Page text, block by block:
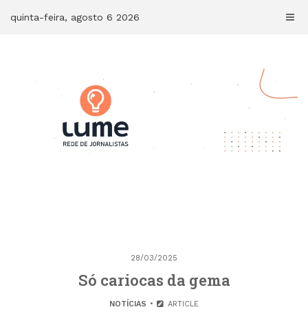
quinta-feira, agosto 6 2026
28/03/2025
Só cariocas da gema
NOTÍCIAS ARTICLE